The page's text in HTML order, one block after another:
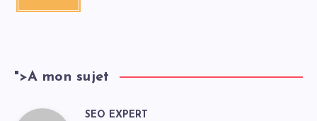
">A mon sujet
SEO EXPERT